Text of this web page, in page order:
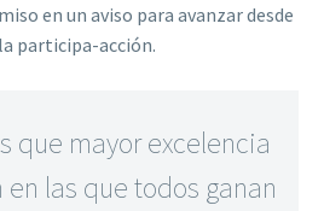
en un aviso para avanzar desde
participa-acción.
que mayor excelencia
las que todos ganan